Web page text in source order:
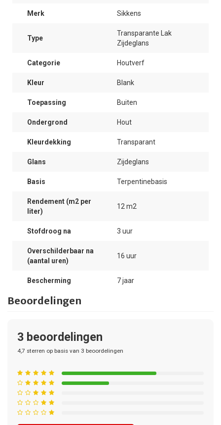
Merk Sikkens
Type
Transparante Lak
Zijdeglans
Categorie Houtverf
Kleur Blank
Toepassing Buiten
Ondergrond Hout
Kleurdekking Transparant
Glans Zijdeglans
Basis Terpentinebasis
Rendement (m2 per
liter)
12 m2
Stofdroog na 3 uur
Overschilderbaar na
(aantal uren)
16 uur
Bescherming 7 jaar
Beoordelingen
3 beoordelingen
4,7 sterren op basis van 3 beoordelingen